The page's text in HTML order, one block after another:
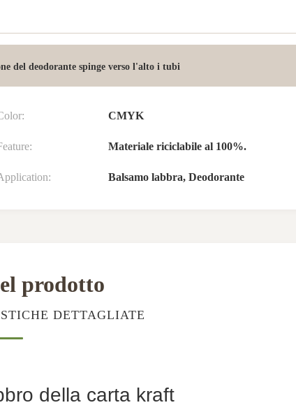
del deodorante spinge verso l'alto i tubi
CMYK
Materiale riciclabile al 100%.
Balsamo labbra, Deodorante
prodotto
DETTAGLIATE
della carta kraft